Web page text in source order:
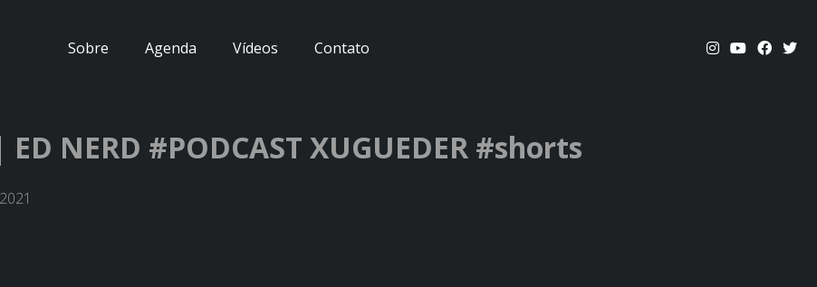
Sobre Agenda Vídeos Contato
NERD #PODCAST XUGUEDER #shorts